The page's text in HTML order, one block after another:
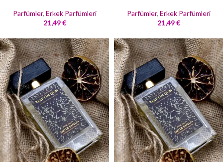
Parfümler, Erkek Parfümleri
21,49€
Parfümler, Erkek Parfümleri
21,49€